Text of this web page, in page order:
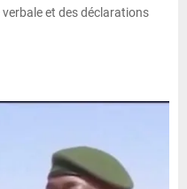
et des déclarations